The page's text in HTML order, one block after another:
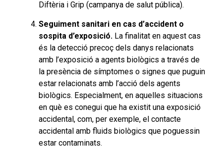
Diftèria i Grip (campanya de salut pública).
Seguiment sanitari en cas d’accident o
sospita d’exposició. La finalitat en aquest cas
és la detecció precoç dels danys relacionats
amb l’exposició a agents biològics a través de
la presència de símptomes o signes que puguin
estar relacionats amb l’acció dels agents
biològics. Especialment, en aquelles situacions
en què es conegui que ha existit una exposició
accidental, com, per exemple, el contacte
accidental amb fluids biològics que poguessin
estar contaminats.